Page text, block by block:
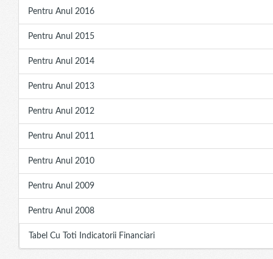
Pentru Anul 2016
Pentru Anul 2015
Pentru Anul 2014
Pentru Anul 2013
Pentru Anul 2012
Pentru Anul 2011
Pentru Anul 2010
Pentru Anul 2009
Pentru Anul 2008
Tabel Cu Toti Indicatorii Financiari